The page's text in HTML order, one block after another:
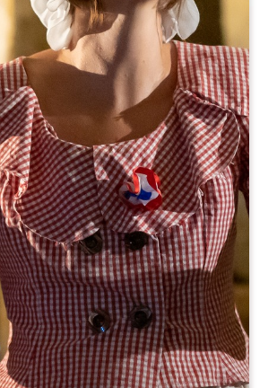
Van
0€
Château Gueyrosse
24, chemin de Gueyrosse
33500 LIBOURNE
05 57 51 02 63
gueyrosse@free.fr
OPENINGSMAAND
M A M J J A S O N D
OPENINGSDAGEN
M
AM
PM
D
AM
PM
W
AM
PM
D
AM
PM
V
AM
PM
Z
AM
PM
Z
AM
PM